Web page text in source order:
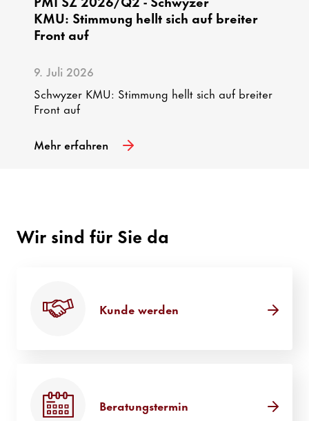
KMU: Stimmung hellt sich auf breiter
Front auf
9. Juli 2026
Schwyzer KMU: Stimmung hellt sich auf breiter
Front auf
Mehr erfahren
Wir sind für Sie da
Kunde werden
Beratungstermin